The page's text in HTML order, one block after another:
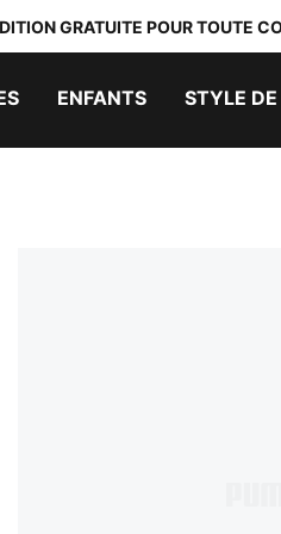
GRATUITE POUR TOUTE
ENFANTS STYLE DE